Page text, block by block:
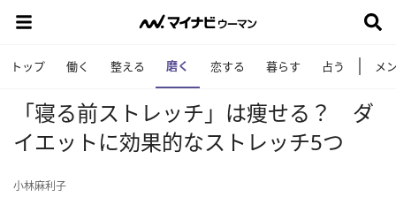
トップ 働く 整える 磨く 恋する 暮らす 占う メ
「寝る前ストレッチ」は痩せる？ ダ
イエットに効果的なストレッチ5つ
小林麻利子